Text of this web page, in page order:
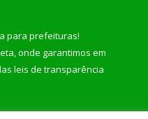
para prefeituras!
onde garantimos em
leis de transparência